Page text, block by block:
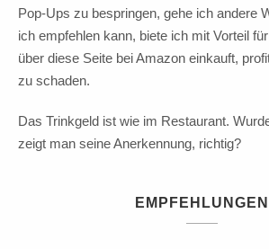
Pop-Ups zu bespringen, gehe ich andere
ich empfehlen kann, biete ich mit Vorteil
über diese Seite bei Amazon einkauft,
zu schaden.
Das Trinkgeld ist wie im Restaurant.
zeigt man seine Anerkennung, richtig?
EMPFEHLUNGEN